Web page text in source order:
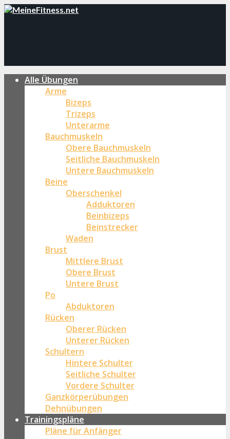
Alle Übungen
Arme
Bizeps
Trizeps
Unterarme
Bauchmuskeln
Obere Bauchmuskeln
Seitliche Bauchmuskeln
Untere Bauchmuskeln
Beine
Oberschenkel
Adduktoren
Beinbizeps
Beinstrecker
Waden
Brust
Mittlere Brust
Obere Brust
Untere Brust
Po
Abduktoren
Rücken
Oberer Rücken
Unterer Rücken
Schultern
Hintere Schulter
Seitliche Schulter
Vordere Schulter
Ganzkörperübungen
Dehnübungen
Trainingspläne
Pläne für Anfänger